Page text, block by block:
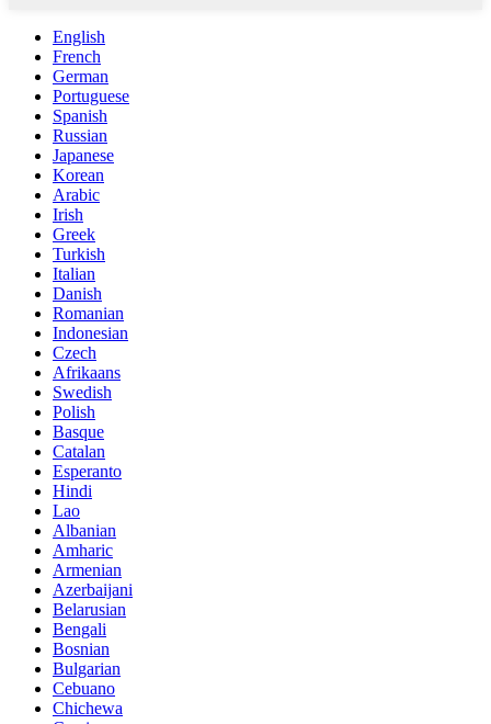
English
French
German
Portuguese
Spanish
Russian
Japanese
Korean
Arabic
Irish
Greek
Turkish
Italian
Danish
Romanian
Indonesian
Czech
Afrikaans
Swedish
Polish
Basque
Catalan
Esperanto
Hindi
Lao
Albanian
Amharic
Armenian
Azerbaijani
Belarusian
Bengali
Bosnian
Bulgarian
Cebuano
Chichewa